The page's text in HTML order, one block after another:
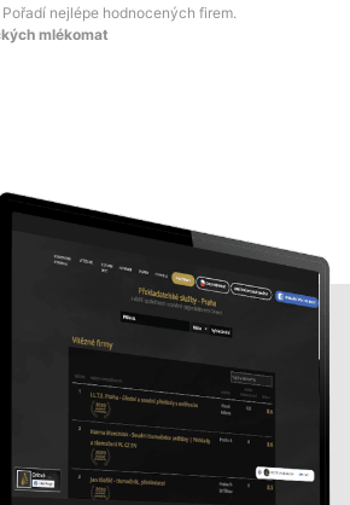
Pořadí nejlépe hodnocených firem.
mlékomat